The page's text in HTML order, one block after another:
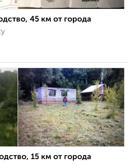
45 км от города
15 км от города